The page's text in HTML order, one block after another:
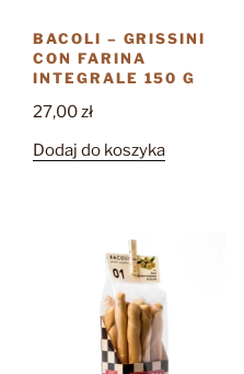
BACOLI – GRISSINI
CON FARINA
INTEGRALE 150 G
27,00zł
Dodaj do koszyka